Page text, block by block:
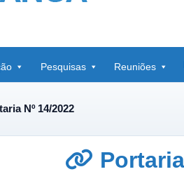
Pesquisas Reuniões
Nº 14/2022